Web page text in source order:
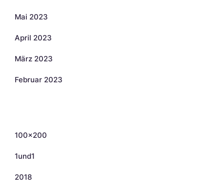
Mai 2023
April 2023
März 2023
Februar 2023
100×200
1und1
2018